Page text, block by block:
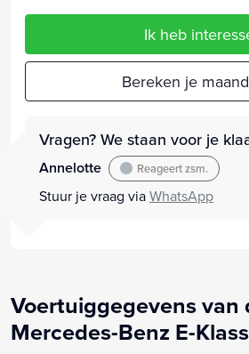
Ik heb
Bereken je
Vragen? We staan voor je
Annelotte Reageert zsm.
Stuur je vraag viaWhatsApp
Voertuiggegevens van
Mercedes-Benz E-